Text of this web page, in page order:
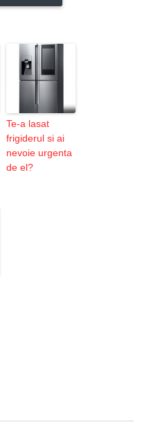
Te-a lasat
frigiderul si ai
nevoie urgenta
de el?